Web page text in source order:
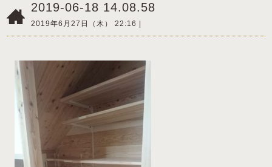
2019-06-18 14.08.58
2019年6月27日（木） 22:16 |